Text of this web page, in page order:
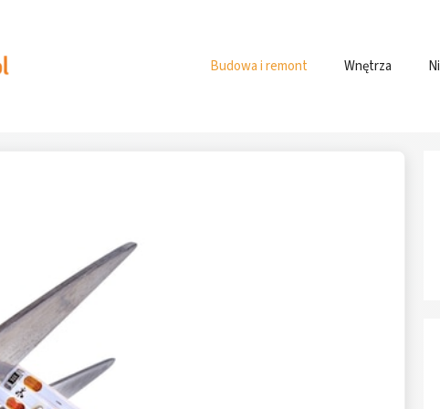
Budowa i remont Wnętrza